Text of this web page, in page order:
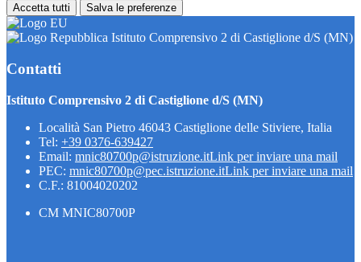
Accetta tutti Salva le preferenze
Istituto Comprensivo 2 di Castiglione d/S (MN)
Contatti
Istituto Comprensivo 2 di Castiglione d/S (MN)
Località San Pietro 46043 Castiglione delle Stiviere, Italia
Tel: +39 0376-639427
Email: mnic80700p@istruzione.itLink per inviare una mail
PEC: mnic80700p@pec.istruzione.itLink per inviare una mail
C.F.: 81004020202
CM MNIC80700P